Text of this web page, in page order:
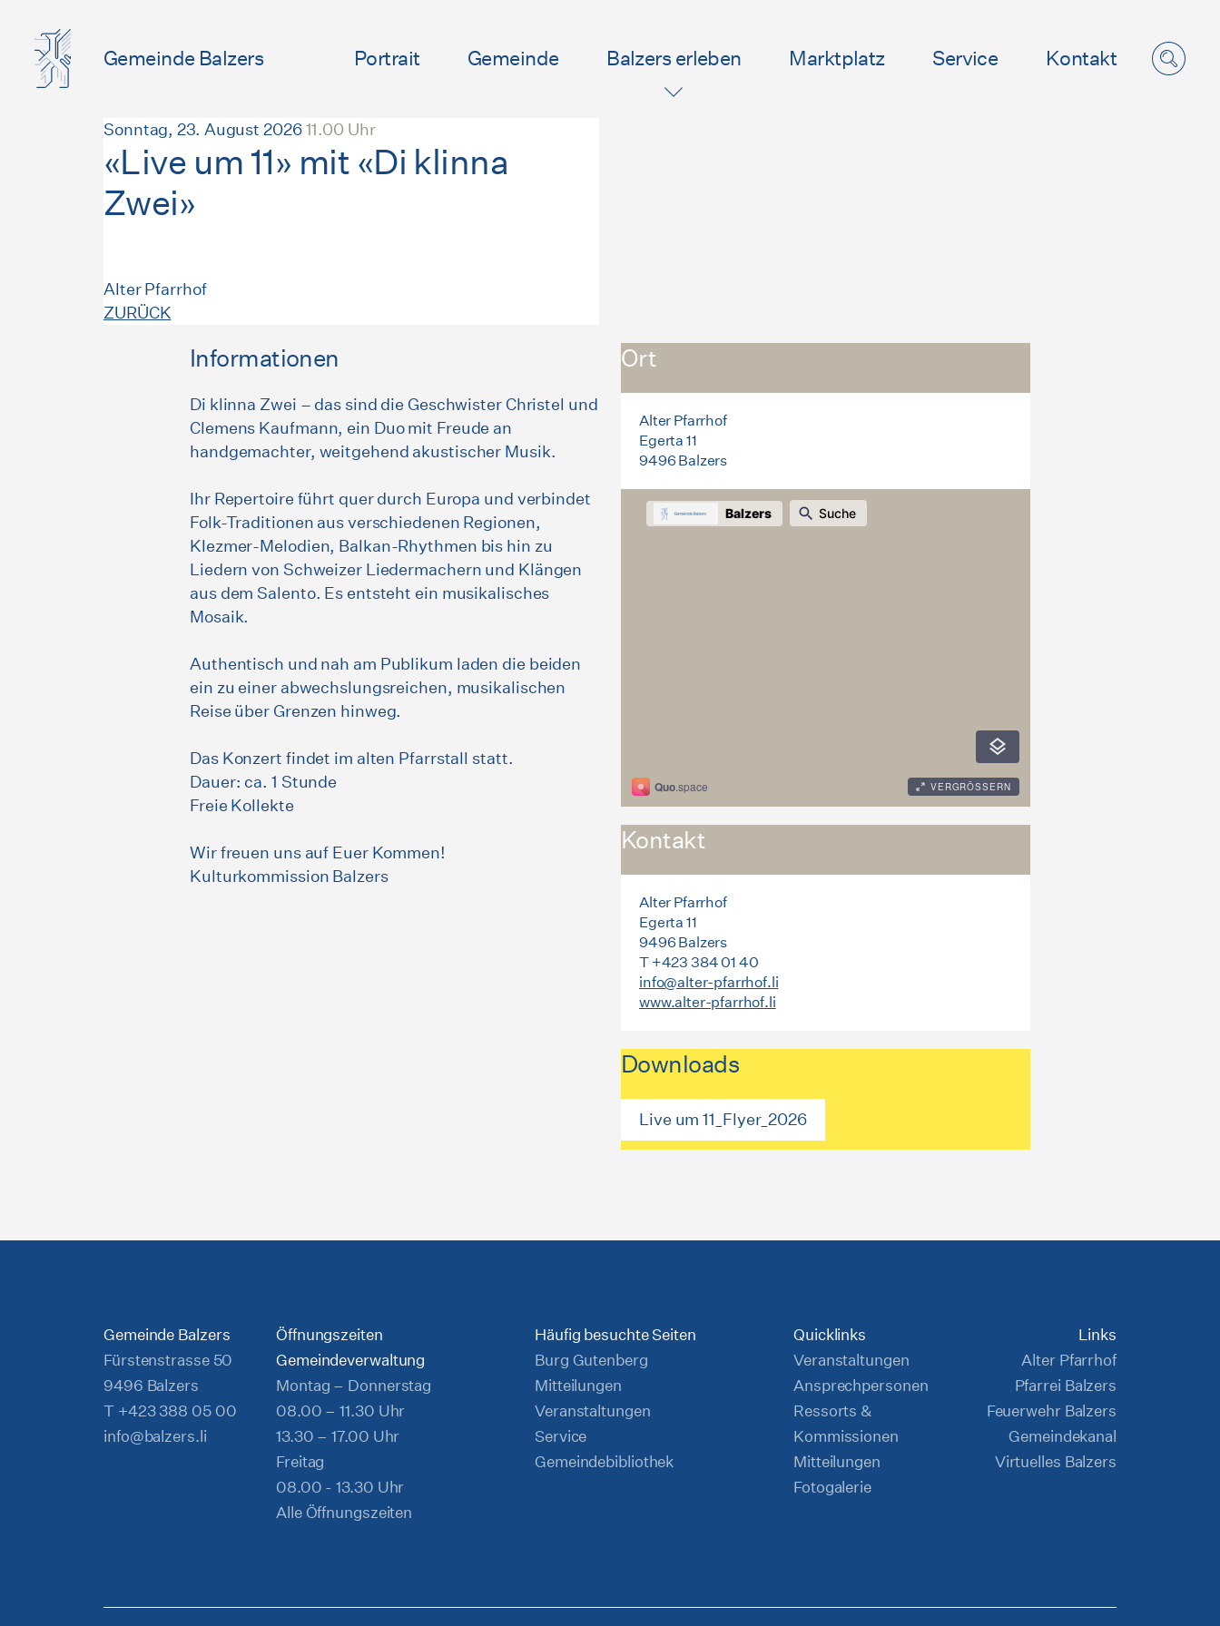
Gemeinde Balzers Portrait Gemeinde Balzers erleben Marktplatz Service Kontakt
Sonntag, 23. August 2026 11.00 Uhr
«Live um 11» mit «Di klinna
Zwei»
Alter Pfarrhof
ZURÜCK
Informationen
Di klinna Zwei – das sind die Geschwister Christel und
Clemens Kaufmann, ein Duo mit Freude an
handgemachter, weitgehend akustischer Musik.
Ihr Repertoire führt quer durch Europa und verbindet
Folk-Traditionen aus verschiedenen Regionen,
Klezmer-Melodien, Balkan-Rhythmen bis hin zu
Liedern von Schweizer Liedermachern und Klängen
aus dem Salento. Es entsteht ein musikalisches
Mosaik.
Authentisch und nah am Publikum laden die beiden
ein zu einer abwechslungsreichen, musikalischen
Reise über Grenzen hinweg.
Das Konzert findet im alten Pfarrstall statt.
Dauer: ca. 1 Stunde
Freie Kollekte
Wir freuen uns auf Euer Kommen!
Kulturkommission Balzers
Ort
Alter Pfarrhof
Egerta 11
9496 Balzers
Kontakt
Alter Pfarrhof
Egerta 11
9496 Balzers
T +423 384 01 40
info@alter-pfarrhof.li
www.alter-pfarrhof.li
Downloads
Live um 11_Flyer_2026
Gemeinde Balzers
Fürstenstrasse 50
9496 Balzers
T +423 388 05 00
info@balzers.li
Öffnungszeiten
Gemeindeverwaltung
Montag – Donnerstag
08.00 – 11.30 Uhr
13.30 – 17.00 Uhr
Freitag
08.00 - 13.30 Uhr
Alle Öffnungszeiten
Häufig besuchte Seiten
Burg Gutenberg
Mitteilungen
Veranstaltungen
Service
Gemeindebibliothek
Quicklinks
Veranstaltungen
Ansprechpersonen
Ressorts &
Kommissionen
Mitteilungen
Fotogalerie
Links
Alter Pfarrhof
Pfarrei Balzers
Feuerwehr Balzers
Gemeindekanal
Virtuelles Balzers